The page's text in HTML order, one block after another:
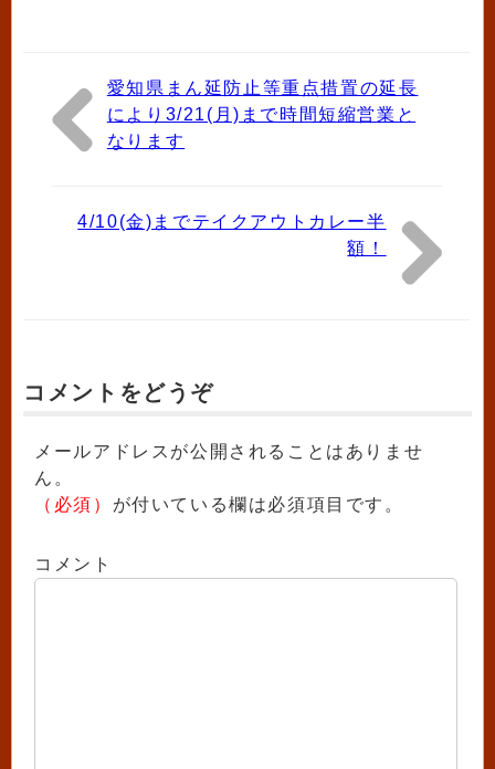
愛知県まん延防止等重点措置の延長
により3/21(月)まで時間短縮営業と
なります
4/10(金)までテイクアウトカレー半
額！
コメントをどうぞ
メールアドレスが公開されることはありませ
ん。
（必須） が付いている欄は必須項目です。
コメント